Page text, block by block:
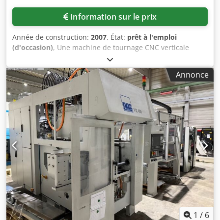
Technical Specification Dodpezrnwrofx Afiekr Driven Tools
Information sur le prix
Année de construction: 2007, État: prêt à l'emploi
(d'occasion), Une machine de tournage CNC verticale
Emag est disponible. Diamètre de tournage : 400 mm,
diamètre de l’espace de travail : 420 mm, course X/Z :
850 mm/315 mm, diamètre des paliers de la broche :
140 mm, vitesse de rotation : 4 000 tr/min, avance rapide
X/Z : 45 m/min/30 m/min, force d’avance : 11 kN,
dimensions de la machine X/Y/Z : environ
9 500 mm/4 500 mm/3 000 mm, poids : environ 9 000 kg.
Inclut la fonction de tournage à haute performance, la
fonction d’usinage à sec et un transporteur de copeaux. La
documentation est disponible. Une visite sur place est
possible. Dodpfx Aeznmxtjfijkr
Annonce
1 / 6